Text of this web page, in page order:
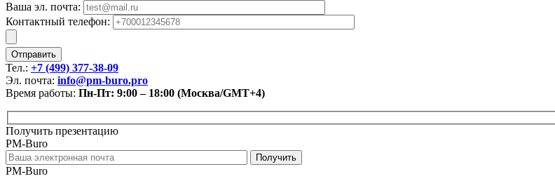
Ваша эл. почта:
Контактный телефон:
Тел.: +7 (499) 377-38-09
Эл. почта: info@pm-buro.pro
Время работы: Пн-Пт: 9:00 – 18:00 (Москва/GMT+4)
Получить презентацию
PM-Buro
PM-Buro